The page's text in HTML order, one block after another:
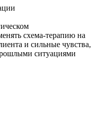
схема-терапию на
и сильные чувства,
ситуациями